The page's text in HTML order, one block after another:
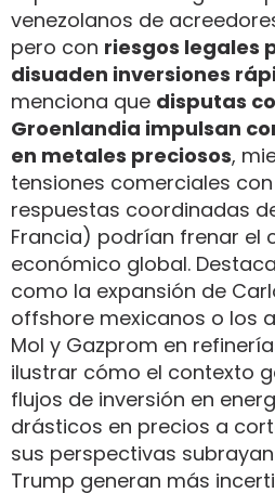
venezolanos de
pero con riesgos legales
disuaden inversiones
menciona que disputas
Groenlandia impulsan
en metales preciosos,
tensiones comerciales
respuestas coordinadas
Francia) podrían frenar el
económico global.
como la expansión de
offshore mexicanos o los
Mol y Gazprom en
ilustrar cómo el contexto
flujos de inversión en
drásticos en precios a
sus perspectivas
Trump generan más